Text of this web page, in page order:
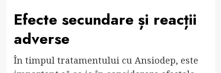
Efecte secundare și reacții
adverse
În timpul tratamentului cu Ansiodep, este